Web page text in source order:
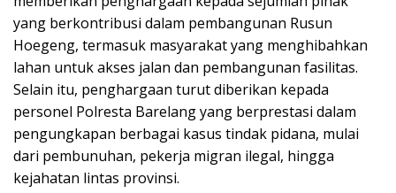
yang berkontribusi dalam pembangunan Rusun
Hoegeng, termasuk masyarakat yang menghibahkan
lahan untuk akses jalan dan pembangunan fasilitas.
Selain itu, penghargaan turut diberikan kepada
personel Polresta Barelang yang berprestasi dalam
pengungkapan berbagai kasus tindak pidana, mulai
dari pembunuhan, pekerja migran ilegal, hingga
kejahatan lintas provinsi.